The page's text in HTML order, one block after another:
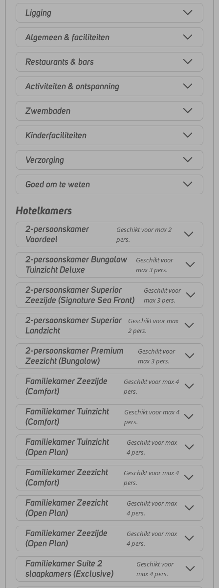
Ligging
Algemeen & faciliteiten
Restaurants & bars
Activiteiten & ontspanning
Zwembaden
Kinderfaciliteiten
Verzorging
Goed om te weten
Hotelkamers
2-persoonskamer
Voordeel
Geschikt voor max 2
pers.
2-persoonskamer Bungalow
Tuinzicht Deluxe
Geschikt voor
max 3 pers.
2-persoonskamer Superior
Zeezijde (Signature Sea Front)
Geschikt voor
max 3 pers.
2-persoonskamer Superior
Landzicht
Geschikt voor max
2 pers.
2-persoonskamer Premium
Zeezicht (Bungalow)
Geschikt voor
max 3 pers.
Familiekamer Zeezijde
(Comfort)
Geschikt voor max 4
pers.
Familiekamer Tuinzicht
(Comfort)
Geschikt voor max 4
pers.
Familiekamer Tuinzicht
(Open Plan)
Geschikt voor max
4 pers.
Familiekamer Zeezicht
(Comfort)
Geschikt voor max 4
pers.
Familiekamer Zeezicht
(Open Plan)
Geschikt voor max
4 pers.
Familiekamer Zeezijde
(Open Plan)
Geschikt voor max
4 pers.
Familiekamer Suite 2
slaapkamers (Exclusive)
Geschikt voor
max 4 pers.